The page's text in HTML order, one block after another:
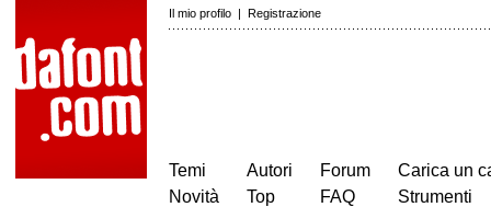
Il mio profilo | Registrazione
Temi
Novità
Autori
Top
Forum
FAQ
Carica un
Strumenti